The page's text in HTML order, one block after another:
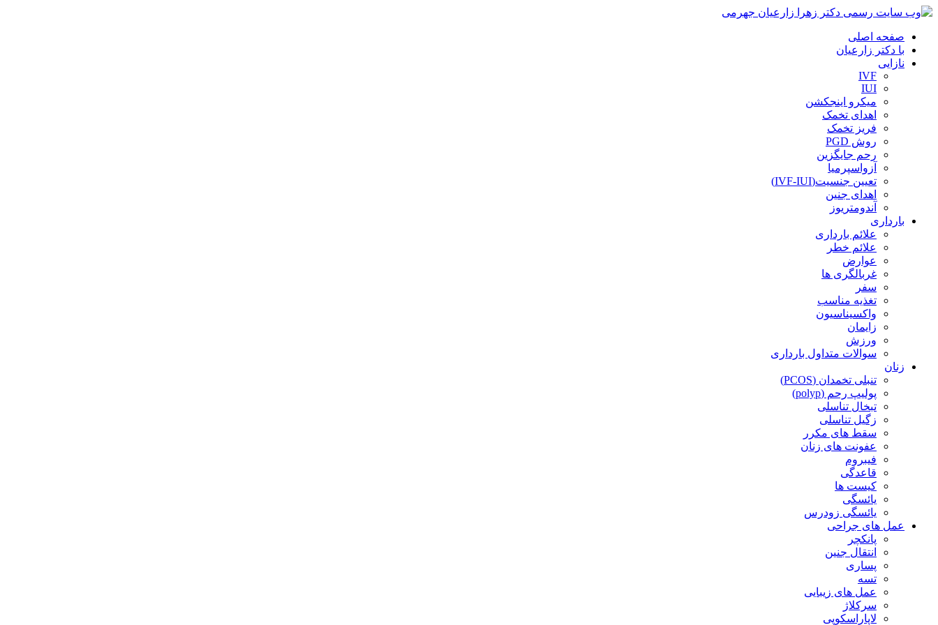
صفحه اصلی
با دکتر زارعیان
نازایی
IVF
IUI
میکرو اینجکشن
اهدای تخمک
فریز تخمک
روش PGD
رحم جایگزین
آزواسپرمیا
تعیین جنسیت(IVF-IUI)
اهدای جنین
آندومتریوز
بارداری
علائم بارداری
علائم خطر
عوارض
غربالگری ها
سفر
تغذیه مناسب
واکسیناسیون
زایمان
ورزش
سوالات متداول بارداری
زنان
تنبلی تخمدان (PCOS)
پولیپ رحم (polyp)
تبخال تناسلی
زگیل تناسلی
سقط های مکرر
عفونت های زنان
فیبروم
قاعدگی
کیست ها
یائسگی
یائسگی زودرس
عمل های جراحی
پانکچر
انتقال جنین
پساری
تسه
عمل های زیبایی
سرکلاژ
لاپاراسکوپی